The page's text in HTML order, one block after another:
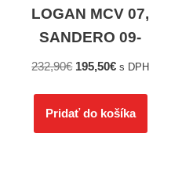
LOGAN MCV 07,
SANDERO 09-
232,90€ 195,50€ s DPH
Pridať do košíka